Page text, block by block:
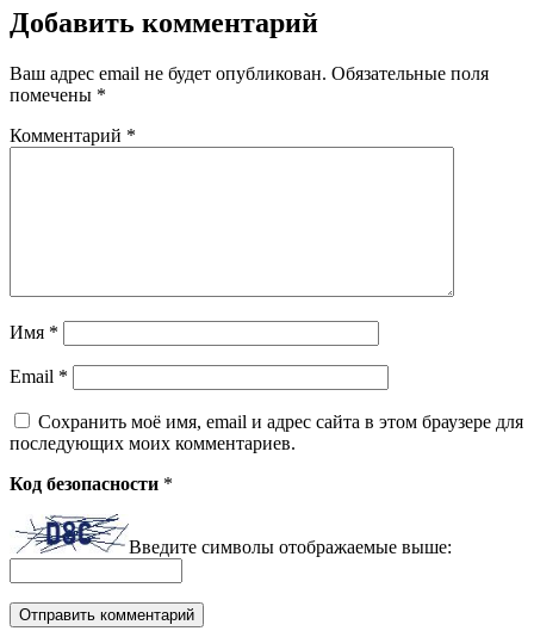
Добавить комментарий
Ваш адрес email не будет опубликован. Обязательные поля
помечены *
Комментарий *
Имя *
Email *
Сохранить моё имя, email и адрес сайта в этом браузере для
последующих моих комментариев.
Код безопасности *
Введите символы отображаемые выше: